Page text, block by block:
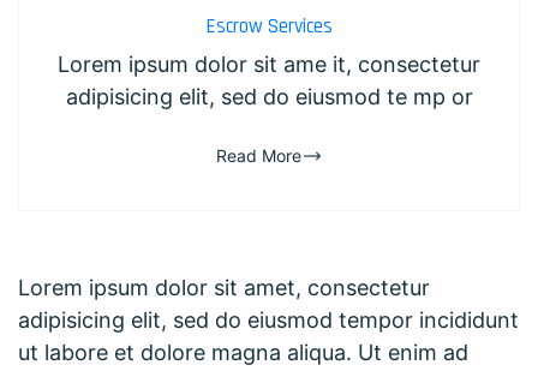
Escrow Services
Lorem ipsum dolor sit ame it, consectetur
adipisicing elit, sed do eiusmod te mp or
Read More
Lorem ipsum dolor sit amet, consectetur
adipisicing elit, sed do eiusmod tempor incididunt
ut labore et dolore magna aliqua. Ut enim ad